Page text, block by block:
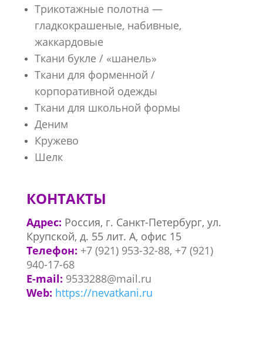
Трикотажные полотна —
гладкокрашеные, набивные,
жаккардовые
Ткани букле / «шанель»
Ткани для форменной /
корпоративной одежды
Ткани для школьной формы
Деним
Кружево
Шелк
КОНТАКТЫ
Адрес: Россия, г. Санкт-Петербург, ул.
Крупской, д. 55 лит. А, офис 15
Телефон: +7 (921) 953-32-88, +7 (921)
940-17-68
E-mail: 9533288@mail.ru
Web: https://nevatkani.ru